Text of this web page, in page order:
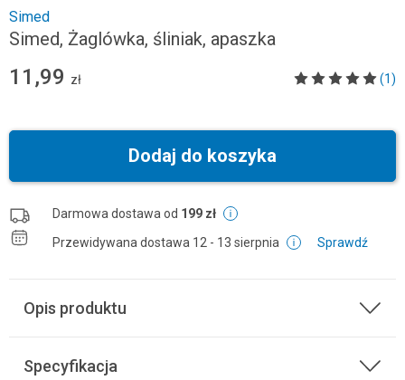
Simed
Simed, Żaglówka, śliniak, apaszka
11,99 zł (1)
Dodaj do koszyka
Darmowa dostawa od 199 zł
Przewidywana dostawa 12 - 13 sierpnia Sprawdź
Opis produktu
Specyfikacja